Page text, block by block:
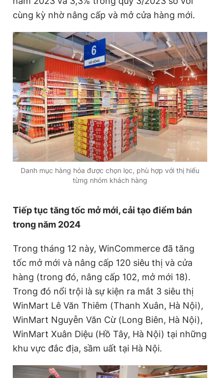
cùng kỳ nhờ nâng cấp và mở cửa hàng mới.
Danh mục hàng hóa được chọn lọc, phù hợp với thị hiếu
từng nhóm khách hàng
Tiếp tục tăng tốc mở mới, cải tạo điểm bán
trong năm 2024
Trong tháng 12 này, WinCommerce đã tăng
tốc mở mới và nâng cấp 120 siêu thị và cửa
hàng (trong đó, nâng cấp 102, mở mới 18).
Trong đó nổi trội là sự kiện ra mắt 3 siêu thị
WinMart Lê Văn Thiêm (Thanh Xuân, Hà Nội),
WinMart Nguyễn Văn Cừ (Long Biên, Hà Nội),
WinMart Xuân Diệu (Hồ Tây, Hà Nội) tại những
khu vực đắc địa, sầm uất tại Hà Nội.